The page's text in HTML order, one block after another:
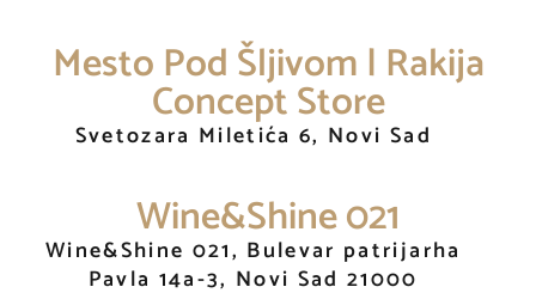
Mesto Pod Šljivom | Rakija
Concept Store
Svetozara Miletića 6, Novi Sad
Wine&Shine 021
Wine&Shine 021, Bulevar patrijarha
Pavla 14a-3, Novi Sad 21000